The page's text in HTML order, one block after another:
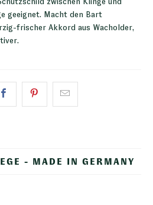
zwischen Klinge und
geeignet. Macht den Bart
frischer Akkord aus Wacholder,
- MADE IN GERMANY